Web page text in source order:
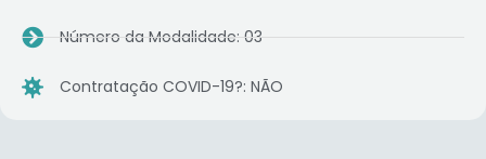
Número da Modalidade: 03
Contratação COVID-19?: NÃO